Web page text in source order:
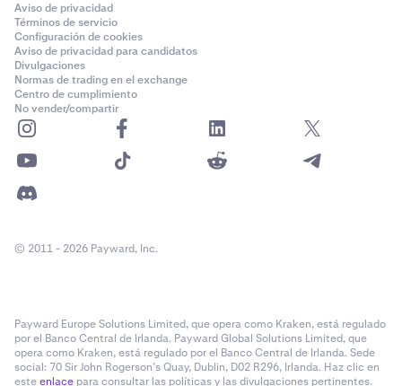
Aviso de privacidad
Términos de servicio
Configuración de cookies
Aviso de privacidad para candidatos
Divulgaciones
Normas de trading en el exchange
Centro de cumplimiento
No vender/compartir
© 2011 - 2026 Payward, Inc.
Payward Europe Solutions Limited, que opera como Kraken, está regulado
por el Banco Central de Irlanda. Payward Global Solutions Limited, que
opera como Kraken, está regulado por el Banco Central de Irlanda. Sede
social: 70 Sir John Rogerson’s Quay, Dublin, D02 R296, Irlanda. Haz clic en
esteenlace para consultar las políticas y las divulgaciones pertinentes.